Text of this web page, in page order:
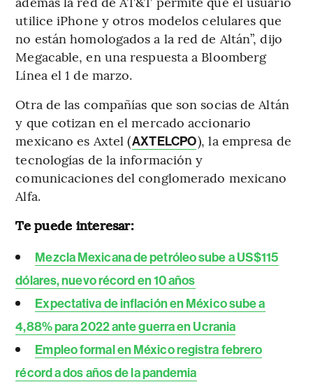
utilice iPhone y otros modelos celulares que
no están homologados a la red de Altán”, dijo
Megacable, en una respuesta a Bloomberg
Línea el 1 de marzo.
Otra de las compañías que son socias de Altán
y que cotizan en el mercado accionario
mexicano es Axtel (AXTELCPO), la empresa de
tecnologías de la información y
comunicaciones del conglomerado mexicano
Alfa.
Te puede interesar:
Mezcla Mexicana de petróleo sube a US$115
dólares, nuevo récord en 10 años
Expectativa de inflación en México sube a
4,88% para 2022 ante guerra en Ucrania
Empleo formal en México registra febrero
récord a dos años de la pandemia